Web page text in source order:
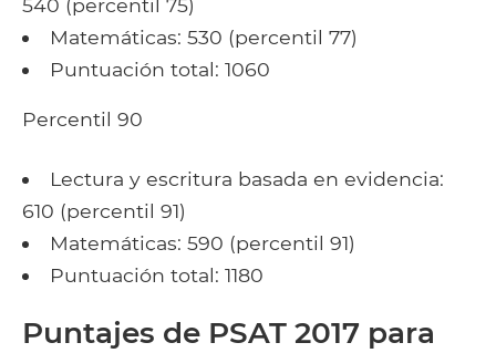
540 (percentil 75)
Matemáticas: 530 (percentil 77)
Puntuación total: 1060
Percentil 90
Lectura y escritura basada en evidencia:
610 (percentil 91)
Matemáticas: 590 (percentil 91)
Puntuación total: 1180
Puntajes de PSAT 2017 para